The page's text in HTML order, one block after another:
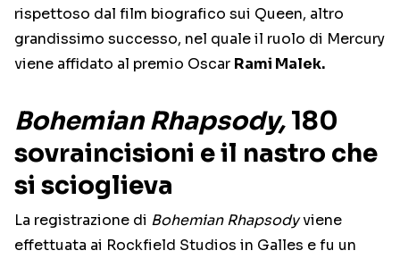
rispettoso dal film biografico sui Queen, altro
grandissimo successo, nel quale il ruolo di Mercury
viene affidato al premio Oscar Rami Malek.
Bohemian Rhapsody, 180
sovraincisioni e il nastro che
si scioglieva
La registrazione di Bohemian Rhapsodyviene
effettuata ai Rockfield Studios in Galles e fu un